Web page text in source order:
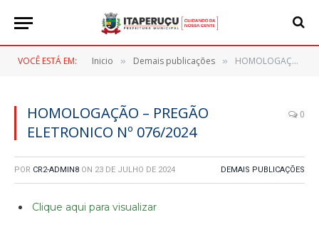
VOCÊ ESTÁ EM: Inicio » Demais publicações » HOMOLOGAÇÃO – PREGÃO ELETRONICO Nº 076/2024
HOMOLOGAÇÃO – PREGÃO
ELETRONICO Nº 076/2024
0
POR CR2-ADMIN8 ON 23 DE JULHO DE 2024 DEMAIS PUBLICAÇÕES
Clique aqui para visualizar